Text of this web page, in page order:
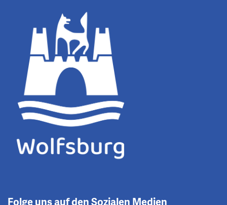
Folge uns auf den Sozialen Medien